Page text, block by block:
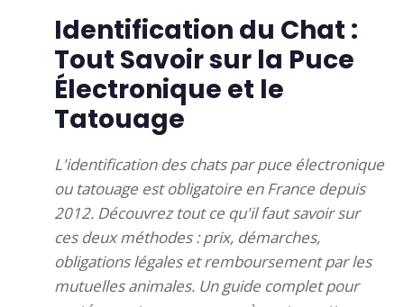
Identification du Chat :
Tout Savoir sur la Puce
Électronique et le
Tatouage
L'identification des chats par puce électronique
ou tatouage est obligatoire en France depuis
2012. Découvrez tout ce qu'il faut savoir sur
ces deux méthodes : prix, démarches,
obligations légales et remboursement par les
mutuelles animales. Un guide complet pour